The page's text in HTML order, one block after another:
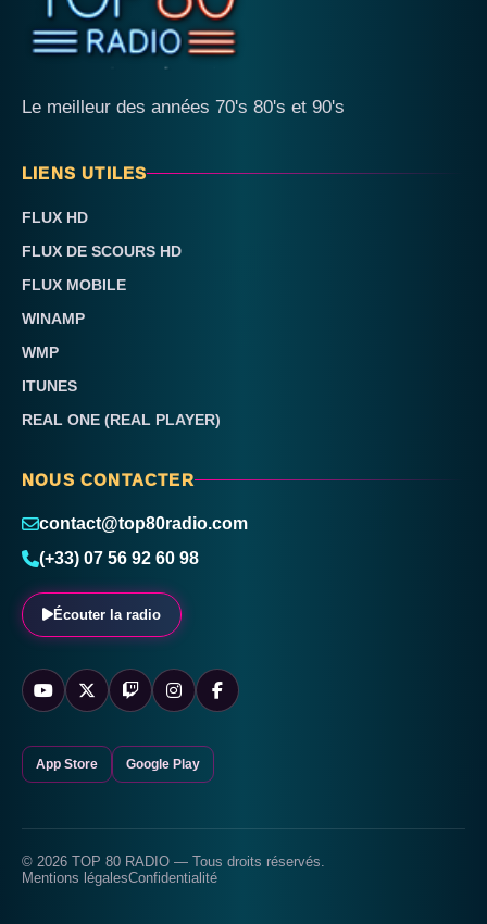
Le meilleur des années 70's 80's et 90's
LIENS UTILES
FLUX HD
FLUX DE SCOURS HD
FLUX MOBILE
WINAMP
WMP
ITUNES
REAL ONE (REAL PLAYER)
NOUS CONTACTER
contact@top80radio.com
(+33) 07 56 92 60 98
Écouter la radio
App Store Google Play
© 2026 TOP 80 RADIO — Tous droits réservés.
Mentions légalesConfidentialité